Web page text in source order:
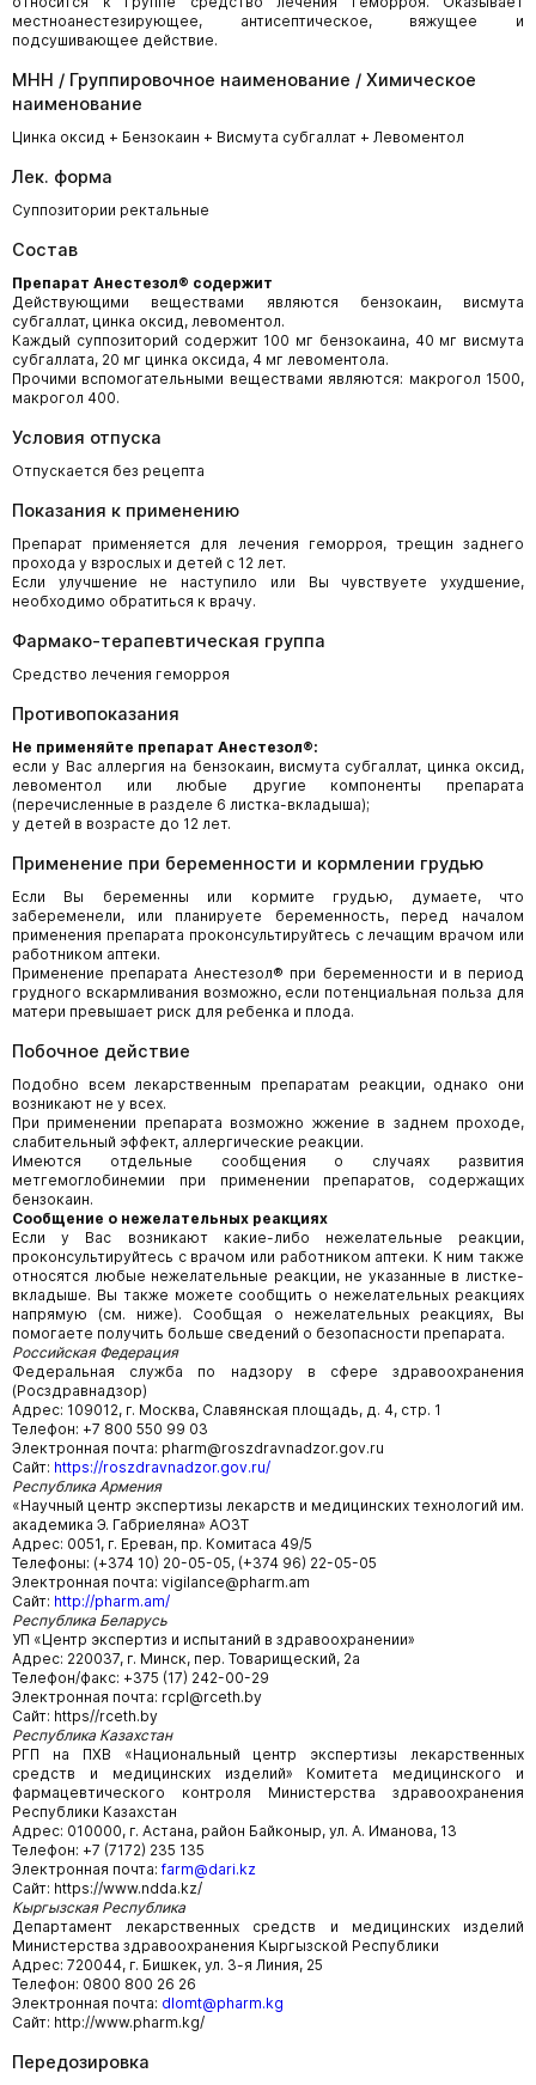
местноанестезирующее, антисептическое, вяжущее и
подсушивающее действие.
МНН / Группировочное наименование / Химическое
наименование
Цинка оксид + Бензокаин + Висмута субгаллат + Левоментол
Лек. форма
Суппозитории ректальные
Состав
Препарат Анестезол® содержит
Действующими веществами являются бензокаин, висмута
субгаллат, цинка оксид, левоментол.
Каждый суппозиторий содержит 100 мг бензокаина, 40 мг висмута
субгаллата, 20 мг цинка оксида, 4 мг левоментола.
Прочими вспомогательными веществами являются: макрогол 1500,
макрогол 400.
Условия отпуска
Отпускается без рецепта
Показания к применению
Препарат применяется для лечения геморроя, трещин заднего
прохода у взрослых и детей с 12 лет.
Если улучшение не наступило или Вы чувствуете ухудшение,
необходимо обратиться к врачу.
Фармако-терапевтическая группа
Средство лечения геморроя
Противопоказания
Не применяйте препарат Анестезол®:
если у Вас аллергия на бензокаин, висмута субгаллат, цинка оксид,
левоментол или любые другие компоненты препарата
(перечисленные в разделе 6 листка-вкладыша);
у детей в возрасте до 12 лет.
Применение при беременности и кормлении грудью
Если Вы беременны или кормите грудью, думаете, что
забеременели, или планируете беременность, перед началом
применения препарата проконсультируйтесь с лечащим врачом или
работником аптеки.
Применение препарата Анестезол® при беременности и в период
грудного вскармливания возможно, если потенциальная польза для
матери превышает риск для ребенка и плода.
Побочное действие
Подобно всем лекарственным препаратам реакции, однако они
возникают не у всех.
При применении препарата возможно жжение в заднем проходе,
слабительный эффект, аллергические реакции.
Имеются отдельные сообщения о случаях развития
метгемоглобинемии при применении препаратов, содержащих
бензокаин.
Сообщение о нежелательных реакциях
Если у Вас возникают какие-либо нежелательные реакции,
проконсультируйтесь с врачом или работником аптеки. К ним также
относятся любые нежелательные реакции, не указанные в листке-
вкладыше. Вы также можете сообщить о нежелательных реакциях
напрямую (см. ниже). Сообщая о нежелательных реакциях, Вы
помогаете получить больше сведений о безопасности препарата.
Российская Федерация
Федеральная служба по надзору в сфере здравоохранения
(Росздравнадзор)
Адрес: 109012, г. Москва, Славянская площадь, д. 4, стр. 1
Телефон: +7 800 550 99 03
Электронная почта: pharm@roszdravnadzor.gov.ru
Сайт: https://roszdravnadzor.gov.ru/
Республика Армения
«Научный центр экспертизы лекарств и медицинских технологий им.
академика Э. Габриеляна» АОЗТ
Адрес: 0051, г. Ереван, пр. Комитаса 49/5
Телефоны: (+374 10) 20-05-05, (+374 96) 22-05-05
Электронная почта: vigilance@pharm.am
Сайт: http://pharm.am/
Республика Беларусь
УП «Центр экспертиз и испытаний в здравоохранении»
Адрес: 220037, г. Минск, пер. Товарищеский, 2а
Телефон/факс: +375 (17) 242-00-29
Электронная почта: rcpl@rceth.by
Сайт: https//rceth.by
Республика Казахстан
РГП на ПХВ «Национальный центр экспертизы лекарственных
средств и медицинских изделий» Комитета медицинского и
фармацевтического контроля Министерства здравоохранения
Республики Казахстан
Адрес: 010000, г. Астана, район Байконыр, ул. А. Иманова, 13
Телефон: +7 (7172) 235 135
Электронная почта: farm@dari.kz
Сайт: https://www.ndda.kz/
Кыргызская Республика
Департамент лекарственных средств и медицинских изделий
Министерства здравоохранения Кыргызской Республики
Адрес: 720044, г. Бишкек, ул. 3-я Линия, 25
Телефон: 0800 800 26 26
Электронная почта: dlomt@pharm.kg
Сайт: http://www.pharm.kg/
Передозировка